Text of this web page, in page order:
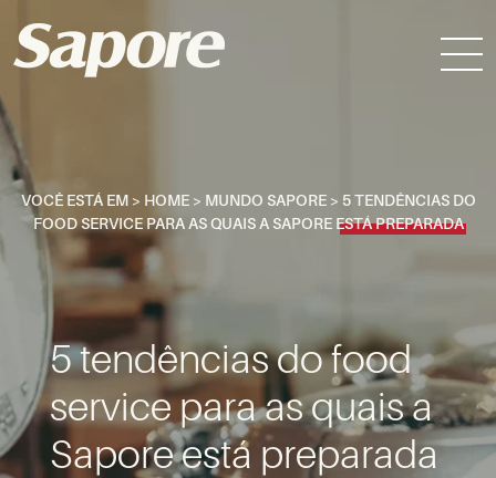
VOCÊ ESTÁ EM > HOME> MUNDO SAPORE> 5 TENDÊNCIAS DO
FOOD SERVICE PARA AS QUAIS A SAPORE ESTÁ PREPARADA
5 tendências do food
service para as quais a
Sapore está preparada